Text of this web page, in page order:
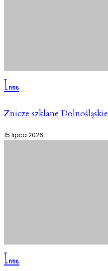
Inne
Znicze szklane Dolnośląskie
15 lipca 2026
Inne